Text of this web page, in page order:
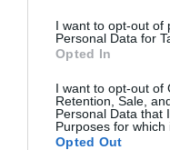
I want to opt-out of
Personal Data for
Opted In
I want to opt-out of
Retention, Sale,
Personal Data that
Purposes for which
Opted Out